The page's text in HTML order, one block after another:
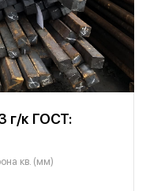
г/к ГОСТ:
кв. (мм)